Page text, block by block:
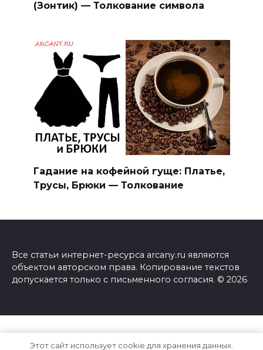
(Зонтик) — Толкование символа
Гадание на кофейной гуще: Платье,
Трусы, Брюки — Толкование
Все статьи интернет-ресурса arcany.ru являются
объектом авторском права. Копирование текстов
допускается только с письменного согласия. © 2026
Этот сайт использует cookie для хранения данных.